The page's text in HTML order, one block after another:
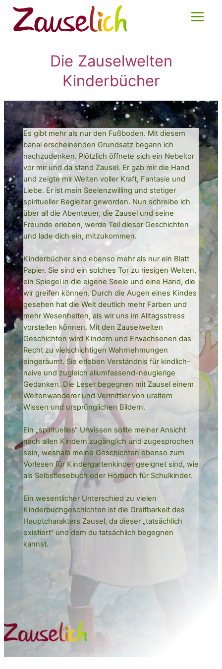
Die Zauselwelten
Kinderbücher
Es gibt mehr als nur den Fußboden. Mit diesem
banal erscheinenden Grundsatz begann ich
nachzudenken. Plötzlich öffnete sich ein Nebeltor
vor mir und da stand Zausel. Er gab mir die Hand
und zeigte mir Welten voller Kraft, Fantasie und
Liebe. Er ist mein Seelenzwilling und stetiger
spiritueller Begleiter geworden. Nun schreibe ich
über all die Abenteuer, die Zausel und seine
Freunde erleben, werde Teil dieser Geschichten
und lade dich ein, mitzukommen.
Kinderbücher sind ebenso mehr als nur ein Blatt
Papier. Sie sind ein solches Tor zu riesigen Welten,
ein Spiegel in die eigene Seele und eine Hand, die
wir greifen können. Durch die Augen eines Kindes
gesehen hat die Welt deutlich mehr Farben und
mehr Wesenheiten, als wir uns im Alltagsstress
vorstellen können. Mit den Zauselwelten
Geschichten wird Kindern und Erwachsenen das
Recht zu vielschichtigen Wahrnehmungen
eingeräumt. Sie erleben Verständnis für kindlich-
naive und zugleich allumfassend-neugierige
Gedanken. Die Leser begegnen mit Zausel einem
Weltenwanderer und Vermittler von uraltem
Wissen und ursprünglichen Bildern.
Ein „spirituelles“ Urwissen sollte meiner Ansicht
nach allen Kindern zugänglich und zugesprochen
sein, weshalb meine Geschichten ebenso zum
Vorlesen für Kindergartenkinder geeignet sind, wie
als Selbstlesebuch oder Hörbuch für Schulkinder.
Ein wesentlicher Unterschied zu vielen
Kinderbuchgeschichten ist die Greifbarkeit des
Hauptcharakters Zausel, da dieser „tatsächlich
existiert“ und dem du tatsächlich begegnen
kannst.